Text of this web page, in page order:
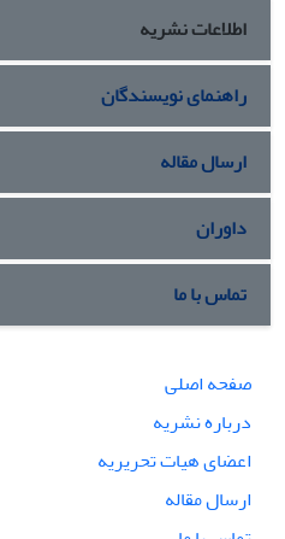
اطلاعات نشریه
راهنمای نویسندگان
ارسال مقاله
داوران
تماس با ما
صفحه اصلی
درباره نشریه
اعضای هیات تحریریه
ارسال مقاله